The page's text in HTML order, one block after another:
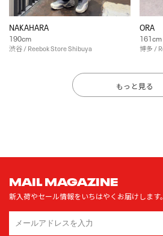
NAKAHARA
190cm
渋谷 / Reebok Store Shibuya
ORA
161cm
博多 /
もっと見る
MAIL MAGAZINE
新入荷やセール情報をいちはやくお届けします。